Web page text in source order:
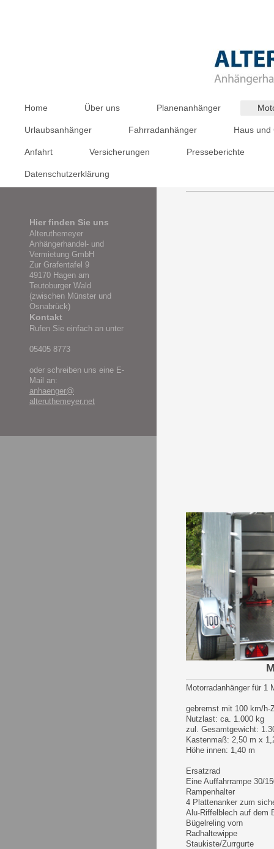
Home Über uns Planenanhänger
Urlaubsanhänger Fahrradanhänger Haus und
Anfahrt Versicherungen Presseberichte
Datenschutzerklärung
Motorradanhänger für 1
gebremst mit 100 km/h-
Nutzlast: ca. 1.000 kg
zul. Gesamtgewicht:
Kastenmaß: 2,50 m x
Höhe innen: 1,40 m
Ersatzrad
Eine Auffahrrampe 30/
Rampenhalter
4 Plattenanker zum
Alu-Riffelblech auf dem
Bügelreling vorn
Radhaltewippe
Staukiste/Zurrgurte
Hier finden Sie uns
Alteruthemeyer
Anhängerhandel- und
Vermietung GmbH
Zur Grafentafel 9
49170 Hagen am
Teutoburger Wald
(zwischen Münster und
Osnabrück)
Kontakt
Rufen Sie einfach an unter
05405 8773
oder schreiben uns eine E-
Mail an:
anhaenger@
alteruthemeyer.net